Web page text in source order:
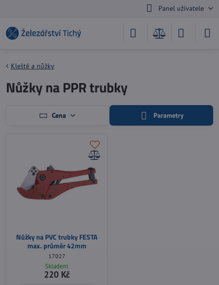
Panel uživatele
Kleště a nůžky
Nůžky na PPR trubky
Cena Parametry
Nůžky na PVC trubky FESTA
max. průměr 42mm
17027
Skladem
220 Kč